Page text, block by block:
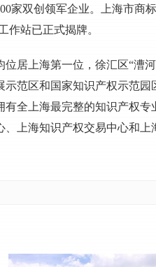
家双创领军企业。上海市商
作站已正式揭牌。
居上海第一位，徐汇区“漕
范区和国家知识产权示范
全上海最完整的知识产权
上海知识产权交易中心和